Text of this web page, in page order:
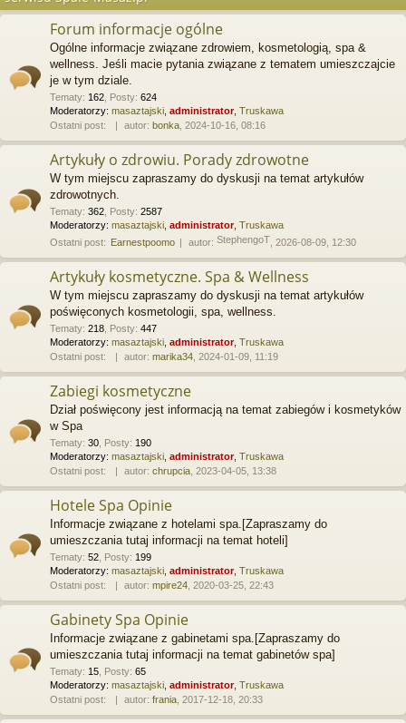
Forum informacje ogólne
Ogólne informacje związane zdrowiem, kosmetologią, spa &
wellness. Jeśli macie pytania związane z tematem umieszczajcie
je w tym dziale.
Tematy: 162 Posty: 624
Moderatorzy: masaztajski administrator, Truskawa
Ostatni post:
autor: bonka , 2024-10-16, 08:16
Artykuły o zdrowiu. Porady zdrowotne
W tym miejscu zapraszamy do dyskusji na temat artykułów
zdrowotnych.
Tematy: 362 Posty: 2587
Moderatorzy: masaztajski administrator, Truskawa
Ostatni post: Earnestpoomo autor: StephengoT , 2026-08-09, 12:30
Artykuły kosmetyczne. Spa & Wellness
W tym miejscu zapraszamy do dyskusji na temat artykułów
poświęconych kosmetologii, spa, wellness.
Tematy: 218 Posty: 447
Moderatorzy: masaztajski administrator, Truskawa
Ostatni post:
autor: marika34 , 2024-01-09, 11:19
Zabiegi kosmetyczne
Dział poświęcony jest informacją na temat zabiegów i kosmetyków
w Spa
Tematy: 30 Posty: 190
Moderatorzy: masaztajski administrator, Truskawa
Ostatni post:
autor: chrupcia , 2023-04-05, 13:38
Hotele Spa Opinie
Informacje związane z hotelami spa.[Zapraszamy do
umieszczania tutaj informacji na temat hoteli]
Tematy: 52 Posty: 199
Moderatorzy: masaztajski administrator, Truskawa
Ostatni post:
autor: mpire24 , 2020-03-25, 22:43
Gabinety Spa Opinie
Informacje związane z gabinetami spa.[Zapraszamy do
umieszczania tutaj informacji na temat gabinetów spa]
Tematy: 15 Posty: 65
Moderatorzy: masaztajski administrator, Truskawa
Ostatni post:
autor: frania , 2017-12-18, 20:33